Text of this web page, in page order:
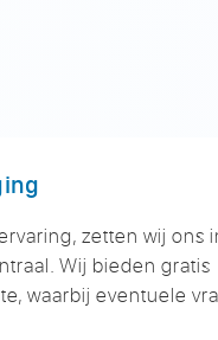
zetten wij ons
Wij bieden gratis
waarbij eventuele